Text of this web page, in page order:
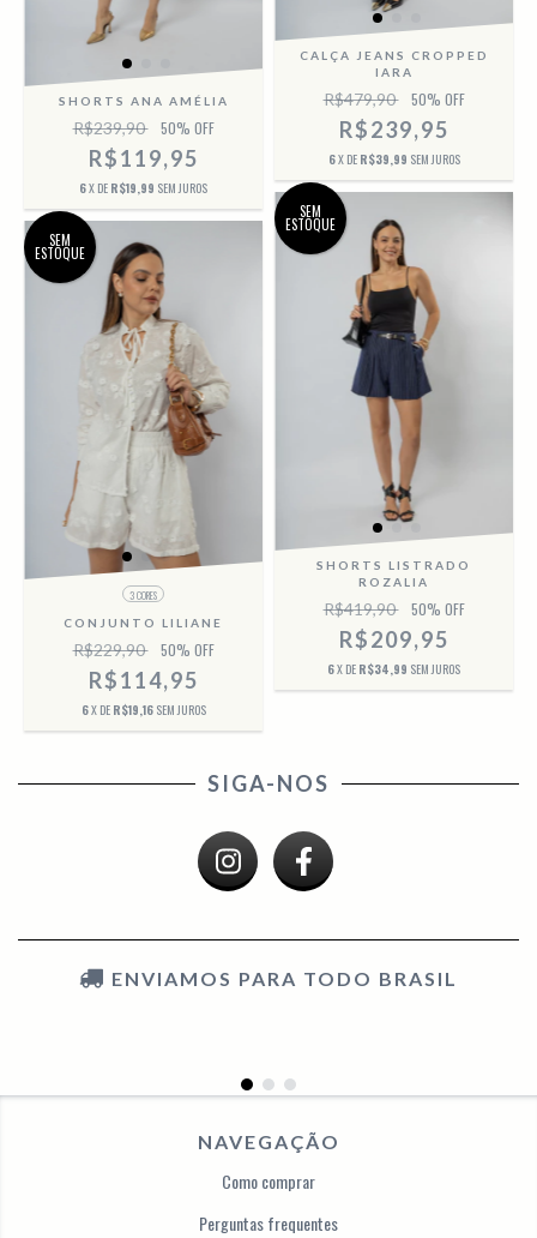
SHORTS ANA AMÉLIA
R$239,90 50% OFF
R$119,95
6X DE R$19,99 SEM JUROS
CALÇA JEANS CROPPED
IARA
R$479,90 50% OFF
R$239,95
6X DE R$39,99 SEM JUROS
SEM
ESTOQUE
3 CORES
CONJUNTO LILIANE
R$229,90 50% OFF
R$114,95
6X DE R$19,16 SEM JUROS
SEM
ESTOQUE
SHORTS LISTRADO
ROZALIA
R$419,90 50% OFF
R$209,95
6X DE R$34,99 SEM JUROS
SIGA-NOS
ENVIAMOS PARA TODO BRASIL
NAVEGAÇÃO
Como comprar
Perguntas frequentes